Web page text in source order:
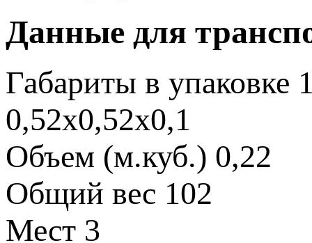
Данные для
Габариты в упаковке
0,52х0,52х0,1
Объем (м.куб.) 0,22
Общий вес 102
Мест 3